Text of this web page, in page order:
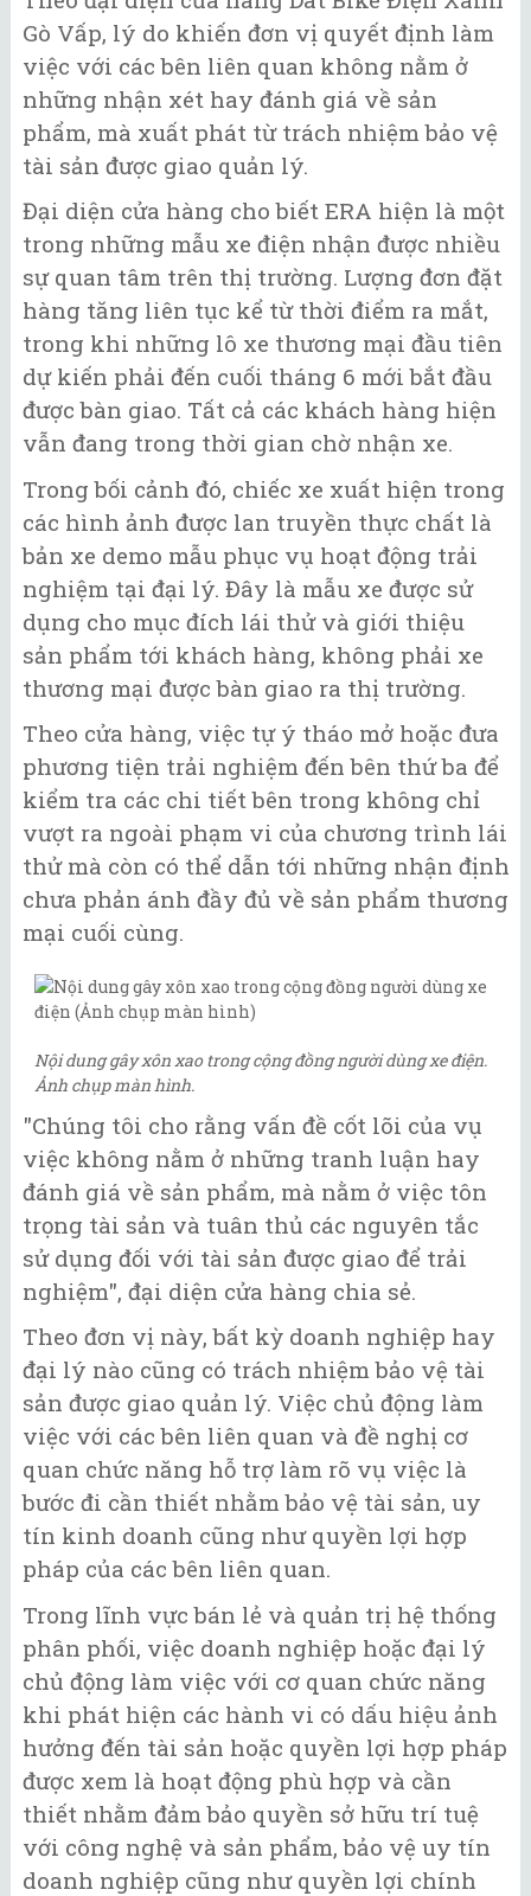
Gò Vấp, lý do khiến đơn vị quyết định làm
việc với các bên liên quan không nằm ở
những nhận xét hay đánh giá về sản
phẩm, mà xuất phát từ trách nhiệm bảo vệ
tài sản được giao quản lý.
Đại diện cửa hàng cho biết ERA hiện là một
trong những mẫu xe điện nhận được nhiều
sự quan tâm trên thị trường. Lượng đơn đặt
hàng tăng liên tục kể từ thời điểm ra mắt,
trong khi những lô xe thương mại đầu tiên
dự kiến phải đến cuối tháng 6 mới bắt đầu
được bàn giao. Tất cả các khách hàng hiện
vẫn đang trong thời gian chờ nhận xe.
Trong bối cảnh đó, chiếc xe xuất hiện trong
các hình ảnh được lan truyền thực chất là
bản xe demo mẫu phục vụ hoạt động trải
nghiệm tại đại lý. Đây là mẫu xe được sử
dụng cho mục đích lái thử và giới thiệu
sản phẩm tới khách hàng, không phải xe
thương mại được bàn giao ra thị trường.
Theo cửa hàng, việc tự ý tháo mở hoặc đưa
phương tiện trải nghiệm đến bên thứ ba để
kiểm tra các chi tiết bên trong không chỉ
vượt ra ngoài phạm vi của chương trình lái
thử mà còn có thể dẫn tới những nhận định
chưa phản ánh đầy đủ về sản phẩm thương
mại cuối cùng.
Nội dung gây xôn xao trong cộng đồng người dùng xe điện.
Ảnh chụp màn hình.
"Chúng tôi cho rằng vấn đề cốt lõi của vụ
việc không nằm ở những tranh luận hay
đánh giá về sản phẩm, mà nằm ở việc tôn
trọng tài sản và tuân thủ các nguyên tắc
sử dụng đối với tài sản được giao để trải
nghiệm", đại diện cửa hàng chia sẻ.
Theo đơn vị này, bất kỳ doanh nghiệp hay
đại lý nào cũng có trách nhiệm bảo vệ tài
sản được giao quản lý. Việc chủ động làm
việc với các bên liên quan và đề nghị cơ
quan chức năng hỗ trợ làm rõ vụ việc là
bước đi cần thiết nhằm bảo vệ tài sản, uy
tín kinh doanh cũng như quyền lợi hợp
pháp của các bên liên quan.
Trong lĩnh vực bán lẻ và quản trị hệ thống
phân phối, việc doanh nghiệp hoặc đại lý
chủ động làm việc với cơ quan chức năng
khi phát hiện các hành vi có dấu hiệu ảnh
hưởng đến tài sản hoặc quyền lợi hợp pháp
được xem là hoạt động phù hợp và cần
thiết nhằm đảm bảo quyền sở hữu trí tuệ
với công nghệ và sản phẩm, bảo vệ uy tín
doanh nghiệp cũng như quyền lợi chính